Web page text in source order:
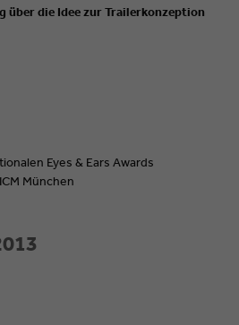
über die Idee zur Trailerkonzeption
Eyes & Ears Awards
München